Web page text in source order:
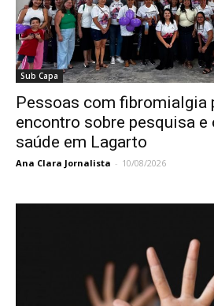
Sub Capa
Pessoas com fibromialgia
encontro sobre pesquisa e
saúde em Lagarto
Ana Clara Jornalista - 10/08/2026